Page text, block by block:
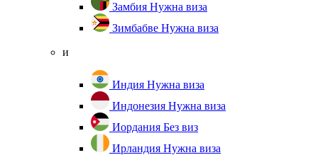
Замбия Нужна виза
Зимбабве Нужна виза
и
Индия Нужна виза
Индонезия Нужна виза
Иордания Без виз
Ирландия Нужна виза